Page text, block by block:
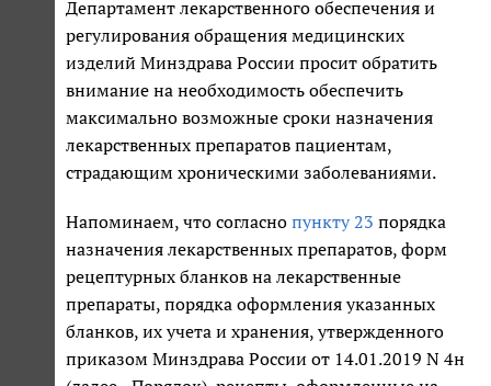
Департамент лекарственного обеспечения и
регулирования обращения медицинских
изделий Минздрава России просит обратить
внимание на необходимость обеспечить
максимально возможные сроки назначения
лекарственных препаратов пациентам,
страдающим хроническими заболеваниями.
Напоминаем, что согласно пункту 23 порядка
назначения лекарственных препаратов, форм
рецептурных бланков на лекарственные
препараты, порядка оформления указанных
бланков, их учета и хранения, утвержденного
приказом Минздрава России от 14.01.2019 N 4н